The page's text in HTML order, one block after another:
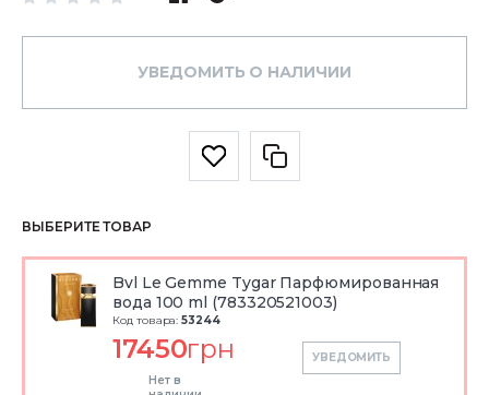
УВЕДОМИТЬ О НАЛИЧИИ
ВЫБЕРИТЕ ТОВАР
Bvl Le Gemme Tygar Парфюмированная
вода 100 ml (783320521003)
Код товара: 53244
17450грн
Нет в
УВЕДОМИТЬ